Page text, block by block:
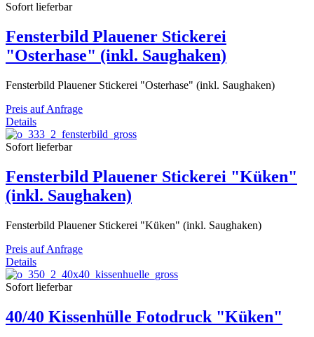
Sofort lieferbar
Fensterbild Plauener Stickerei
"Osterhase" (inkl. Saughaken)
Fensterbild Plauener Stickerei "Osterhase" (inkl. Saughaken)
Preis auf Anfrage
Details
Sofort lieferbar
Fensterbild Plauener Stickerei "Küken"
(inkl. Saughaken)
Fensterbild Plauener Stickerei "Küken" (inkl. Saughaken)
Preis auf Anfrage
Details
Sofort lieferbar
40/40 Kissenhülle Fotodruck "Küken"